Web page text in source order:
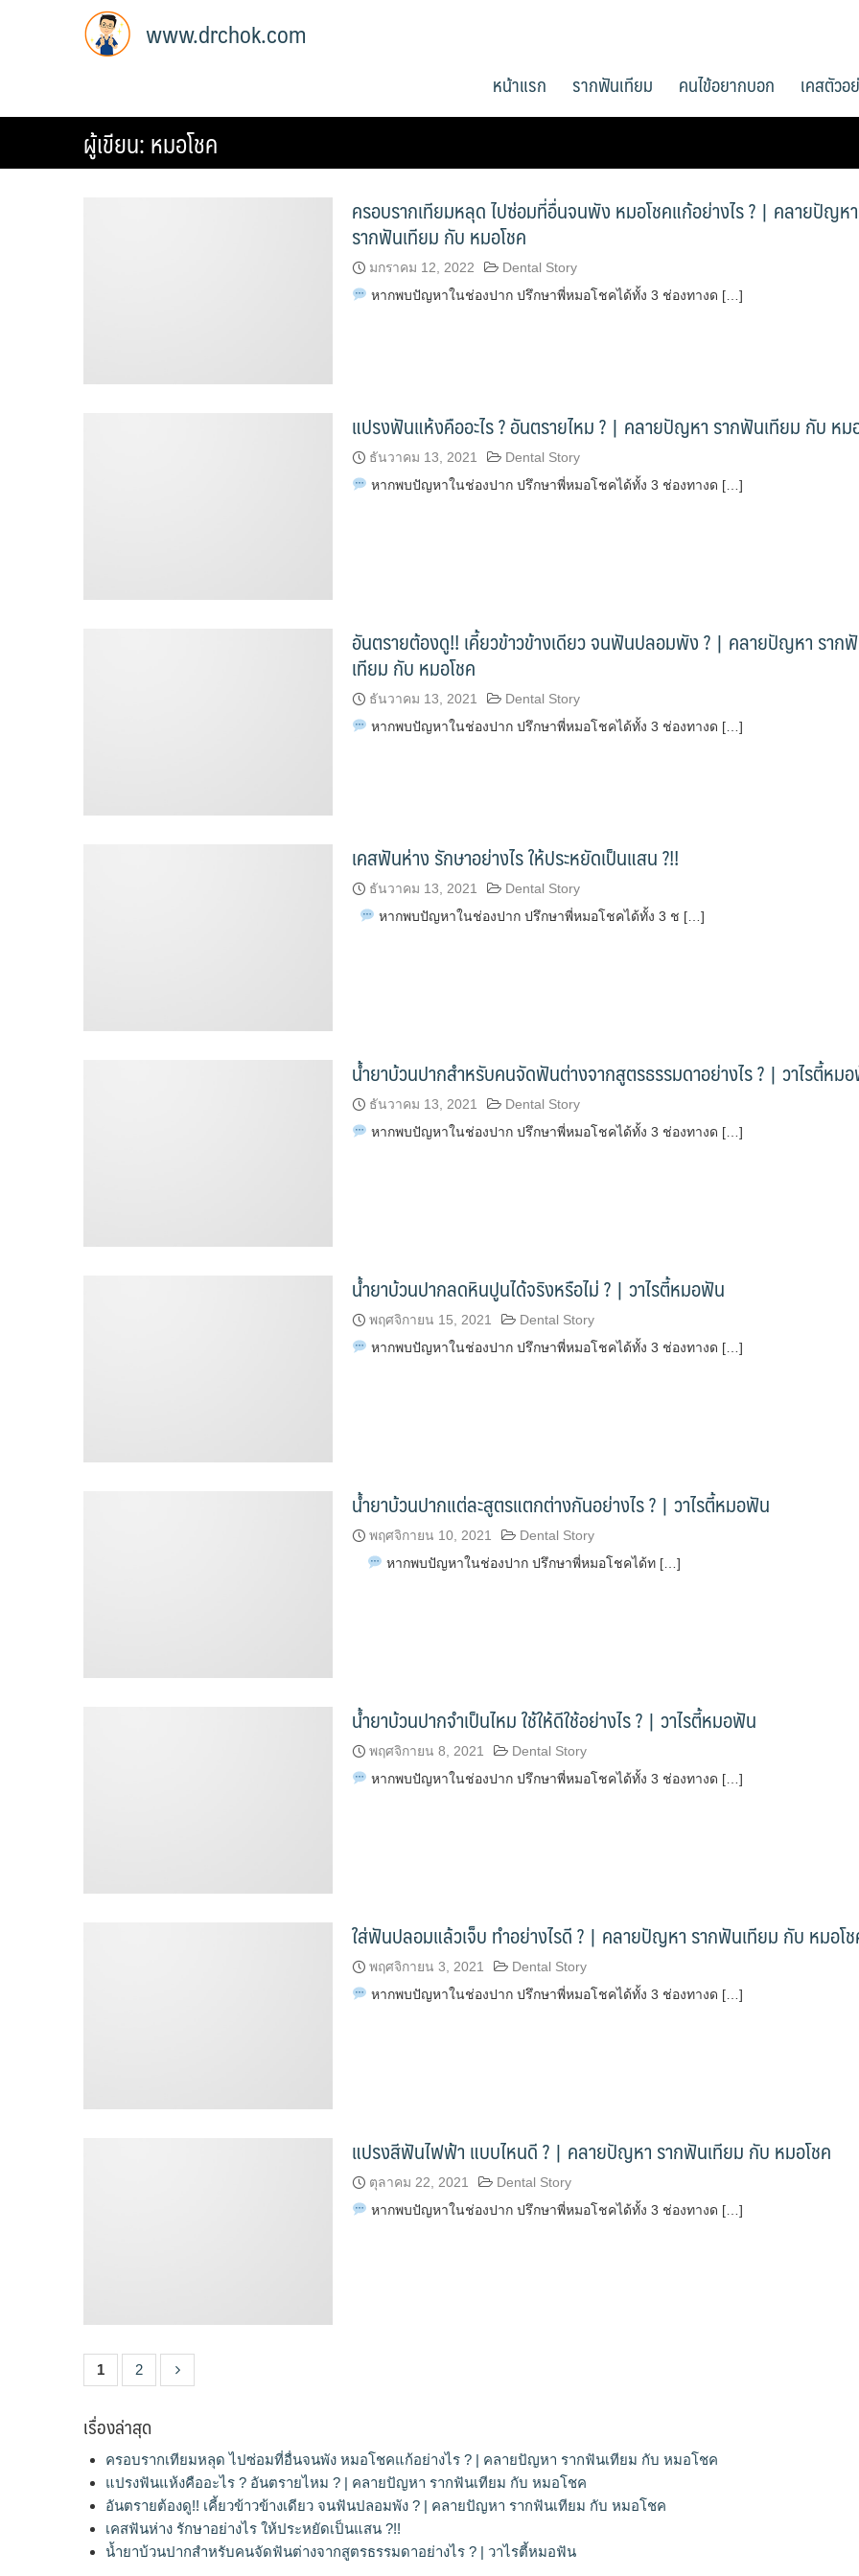
www.drchok.com
หน้าแรก รากฟันเทียม คนไข้อยากบอก เคสตัวอ
ผู้เขียน:หมอโชค
ครอบรากเทียมหลุด ไปซ่อมที่อื่นจนพัง หมอโชคแก้อย่างไร ? | คลายปัญหา
รากฟันเทียม กับ หมอโชค
มกราคม 12, 2022
Dental Story
หากพบปัญหาในช่องปาก ปรึกษาพี่หมอโชคได้ทั้ง 3 ช่องทางด […]
แปรงฟันแห้งคืออะไร ? อันตรายไหม ? | คลายปัญหา รากฟันเทียม กับ หม
ธันวาคม 13, 2021
Dental Story
หากพบปัญหาในช่องปาก ปรึกษาพี่หมอโชคได้ทั้ง 3 ช่องทางด […]
อันตรายต้องดู!! เคี้ยวข้าวข้างเดียว จนฟันปลอมพัง ? | คลายปัญหา ราก
เทียม กับ หมอโชค
ธันวาคม 13, 2021
Dental Story
หากพบปัญหาในช่องปาก ปรึกษาพี่หมอโชคได้ทั้ง 3 ช่องทางด […]
เคสฟันห่าง รักษาอย่างไร ให้ประหยัดเป็นแสน ?!!
ธันวาคม 13, 2021
Dental Story
หากพบปัญหาในช่องปาก ปรึกษาพี่หมอโชคได้ทั้ง 3 ช […]
น้ำยาบ้วนปากสำหรับคนจัดฟันต่างจากสูตรธรรมดาอย่างไร ? | วาไรตี้หม
ธันวาคม 13, 2021
Dental Story
หากพบปัญหาในช่องปาก ปรึกษาพี่หมอโชคได้ทั้ง 3 ช่องทางด […]
น้ำยาบ้วนปากลดหินปูนได้จริงหรือไม่ ? | วาไรตี้หมอฟัน
พฤศจิกายน 15, 2021
Dental Story
หากพบปัญหาในช่องปาก ปรึกษาพี่หมอโชคได้ทั้ง 3 ช่องทางด […]
น้ำยาบ้วนปากแต่ละสูตรแตกต่างกันอย่างไร ? | วาไรตี้หมอฟัน
พฤศจิกายน 10, 2021
Dental Story
หากพบปัญหาในช่องปาก ปรึกษาพี่หมอโชคได้ท […]
น้ำยาบ้วนปากจำเป็นไหม ใช้ให้ดีใช้อย่างไร ? | วาไรตี้หมอฟัน
พฤศจิกายน 8, 2021
Dental Story
หากพบปัญหาในช่องปาก ปรึกษาพี่หมอโชคได้ทั้ง 3 ช่องทางด […]
ใส่ฟันปลอมแล้วเจ็บ ทำอย่างไรดี ? | คลายปัญหา รากฟันเทียม กับ หมอโ
พฤศจิกายน 3, 2021
Dental Story
หากพบปัญหาในช่องปาก ปรึกษาพี่หมอโชคได้ทั้ง 3 ช่องทางด […]
แปรงสีฟันไฟฟ้า แบบไหนดี ? | คลายปัญหา รากฟันเทียม กับ หมอโชค
ตุลาคม 22, 2021
Dental Story
หากพบปัญหาในช่องปาก ปรึกษาพี่หมอโชคได้ทั้ง 3 ช่องทางด […]
1 2
เรื่องล่าสุด
ครอบรากเทียมหลุด ไปซ่อมที่อื่นจนพัง หมอโชคแก้อย่างไร ? | คลายปัญหา รากฟันเทียม กับ หมอโชค
แปรงฟันแห้งคืออะไร ? อันตรายไหม ? | คลายปัญหา รากฟันเทียม กับ หมอโชค
อันตรายต้องดู!! เคี้ยวข้าวข้างเดียว จนฟันปลอมพัง ? | คลายปัญหา รากฟันเทียม กับ หมอโชค
เคสฟันห่าง รักษาอย่างไร ให้ประหยัดเป็นแสน ?!!
น้ำยาบ้วนปากสำหรับคนจัดฟันต่างจากสูตรธรรมดาอย่างไร ? | วาไรตี้หมอฟัน